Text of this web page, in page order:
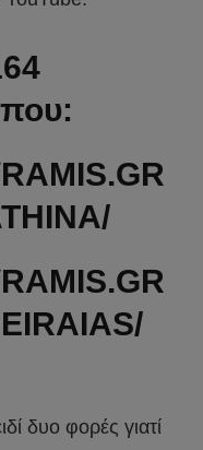
δυο φορές γιατί